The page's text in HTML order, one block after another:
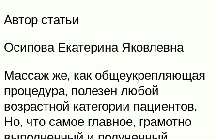
Автор статьи
Осипова Екатерина Яковлевна
Массаж же, как общеукрепляющая
процедура, полезен любой
возрастной категории пациентов.
Но, что самое главное, грамотно